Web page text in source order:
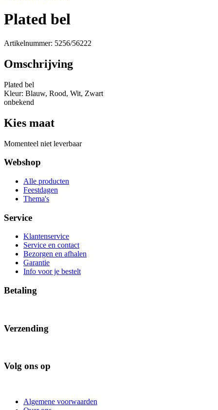
Plated bel
Artikelnummer: 5256/56222
Omschrijving
Plated bel
Kleur: Blauw, Rood, Wit, Zwart
onbekend
Kies maat
Momenteel niet leverbaar
Webshop
Alle producten
Feestdagen
Thema's
Service
Klantenservice
Service en contact
Bezorgen en afhalen
Garantie
Info voor je bestelt
Betaling
Verzending
Volg ons op
Algemene voorwaarden